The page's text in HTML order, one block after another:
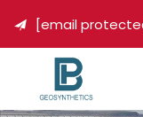
 [email